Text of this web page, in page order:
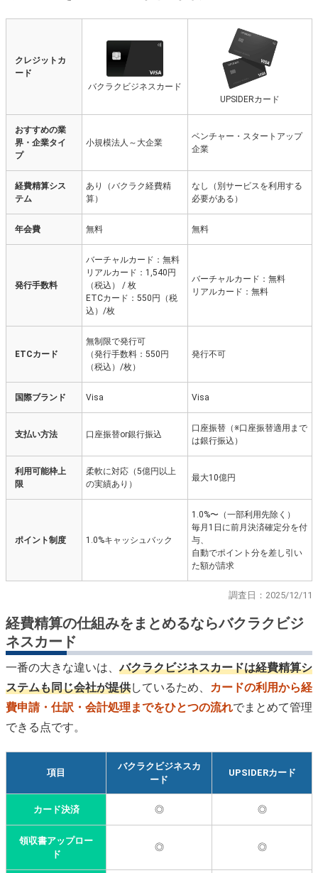
クレジットカ
ード
バクラクビジネスカード
UPSIDERカード
おすすめの業
界・企業タイ
プ
小規模法人～大企業
ベンチャー・スタートアップ
企業
経費精算シス
テム
あり（バクラク経費精
算）
なし（別サービスを利用する
必要がある）
年会費 無料 無料
発行手数料
バーチャルカード：無料
リアルカード：1,540円
（税込） / 枚
ETCカード：550円（税
込）/枚
バーチャルカード：無料
リアルカード：無料
ETCカード
無制限で発行可
（発行手数料：550円
（税込）/枚）
発行不可
国際ブランド Visa Visa
支払い方法 口座振替or銀行振込
口座振替（※口座振替適用まで
は銀行振込）
利用可能枠上
限
柔軟に対応（5億円以上
の実績あり）
最大10億円
ポイント制度 1.0%キャッシュバック
1.0%〜（一部利用先除く）
毎月1日に前月決済確定分を付
与、
自動でポイント分を差し引い
た額が請求
調査日：2025/12/11
経費精算の仕組みをまとめるならバクラクビジ
ネスカード
一番の大きな違いは、バクラクビジネスカードは経費精算シ
ステムも同じ会社が提供しているため、 カードの利用から経
費申請・仕訳・会計処理までをひとつの流れでまとめて管理
できる点です。
項目
バクラクビジネスカ
ード
UPSIDERカード
カード決済 ◎ ◎
領収書アップロー
ド
◎ ◎